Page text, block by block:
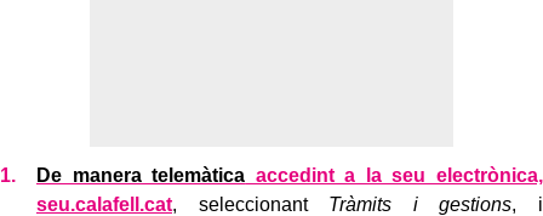
De manera telemàtica accedint a la seu electrònica,
seu.calafell.cat, seleccionant Tràmits i gestions, i